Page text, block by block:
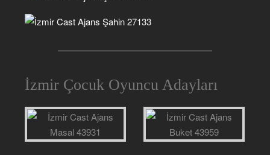
İzmir Çocuk Oyuncu Adayları